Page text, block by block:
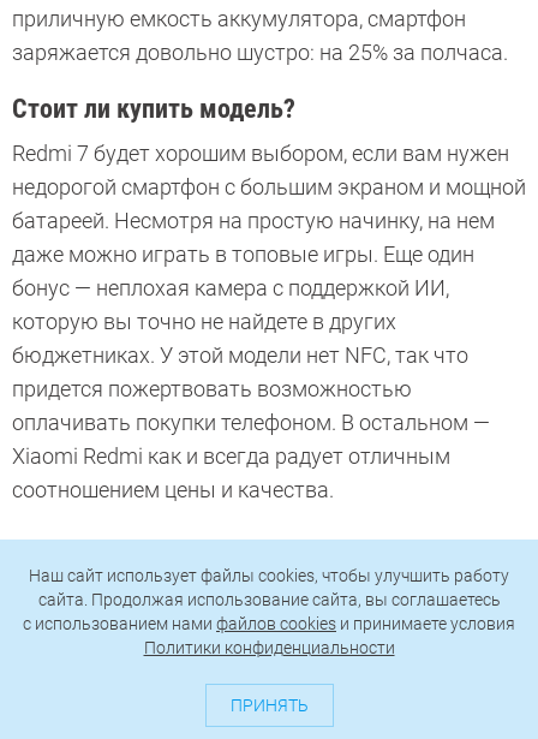
приличную емкость аккумулятора, смартфон
заряжается довольно шустро: на 25% за полчаса.
Стоит ли купить модель?
Redmi 7 будет хорошим выбором, если вам нужен
недорогой смартфон с большим экраном и мощной
батареей. Несмотря на простую начинку, на нем
даже можно играть в топовые игры. Еще один
бонус — неплохая камера с поддержкой ИИ,
которую вы точно не найдете в других
бюджетниках. У этой модели нет NFC, так что
придется пожертвовать возможностью
оплачивать покупки телефоном. В остальном —
Xiaomi Redmi как и всегда радует отличным
соотношением цены и качества.
Больше недорогих смартфонов:
Тест Samsung Galaxy A40: качественный и
Обзор и тест realmе 3 Pro: реальный про
Наш сайт использует файлы cookies, чтобы улучшить работу
сайта. Продолжая использование сайта, вы соглашаетесь
c использованием нами файлов cookies и принимаете условия
Политики конфиденциальности
ПРИНЯТЬ